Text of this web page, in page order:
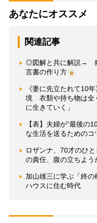
あなたにオススメ
関連記事
◎図解と共に解説→
言書の作り方
《妻に先立たれて10
境 衣類や持ち物は全
に生きていく」
【表】夫婦が“最後
な生活を送るためのコ
ロザンナ、70才のひ
の責任、腹の立ちよう
加山雄三に学ぶ「終
ハウスに住む時代